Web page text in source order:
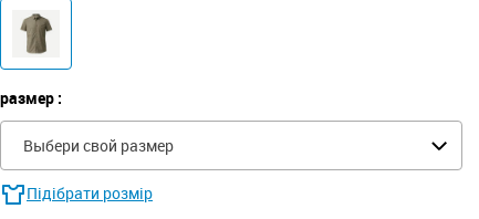
размер :
Выбери свой размер
Підібрати розмір